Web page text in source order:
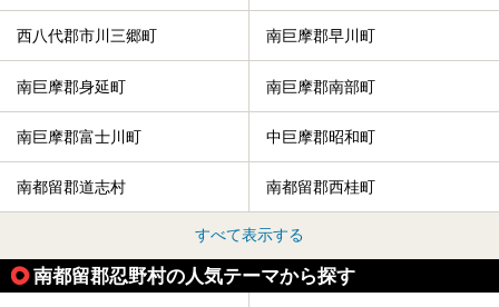
西八代郡市川三郷町 南巨摩郡早川町
南巨摩郡身延町 南巨摩郡南部町
南巨摩郡富士川町 中巨摩郡昭和町
南都留郡道志村 南都留郡西桂町
すべて表示する
南都留郡忍野村の人気テーマから探す